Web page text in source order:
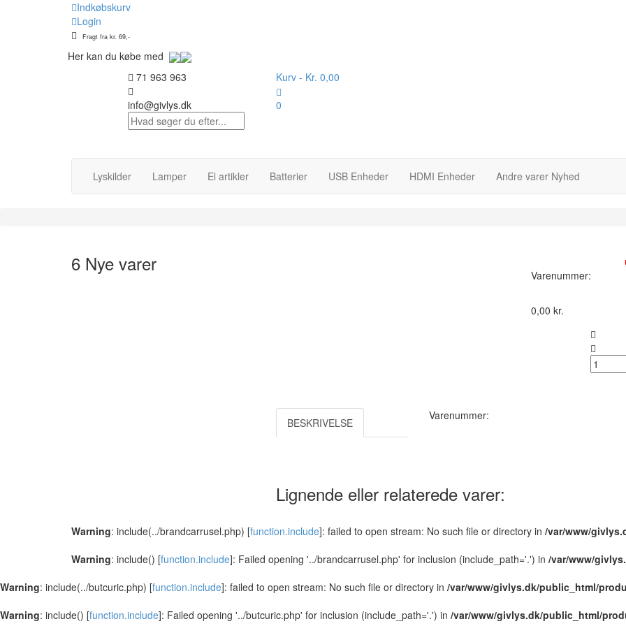
Indkøbskurv
Login
Fragt fra kr. 69,-
Her kan du købe med
71 963 963
info@givlys.dk
Kurv - Kr. 0,00
0
Lyskilder Lamper El artikler Batterier USB Enheder HDMI Enheder Andre varer Nyhed
6 Nye varer Varenummer:
0,00 kr.
BESKRIVELSE
Varenummer:
Lignende eller relaterede varer:
Warning: include(../brandcarrusel.php) [function.include]: failed to open stream: No such file or directory in /var/www/
Warning: include() [function.include]: Failed opening '../brandcarrusel.php' for inclusion (include_path='.') in /var/www/
Warning: include(../butcuric.php) [function.include]: failed to open stream: No such file or directory in /var/www/givlys.dk/public_html/
Warning: include() [function.include]: Failed opening '../butcuric.php' for inclusion (include_path='.') in /var/www/givlys.dk/public_html/